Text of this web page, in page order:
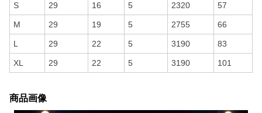
S 29 16 5 2320 57
M 29 19 5 2755 66
L 29 22 5 3190 83
XL 29 22 5 3190 101
商品画像